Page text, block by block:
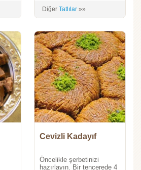
Diğer Tatlılar»»
Cevizli Kadayıf
Öncelikle şerbetinizi
hazırlayın. Bir tencerede 4